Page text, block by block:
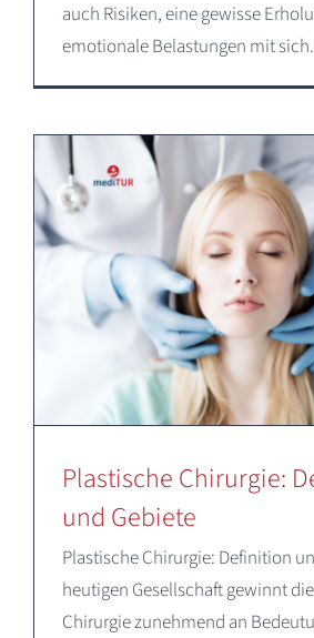
auch Risiken, eine gewisse
emotionale Belastungen mit
Plastische Chirurgie:
und Gebiete
Plastische Chirurgie: Definition
heutigen Gesellschaft gewinnt
Chirurgie zunehmend an